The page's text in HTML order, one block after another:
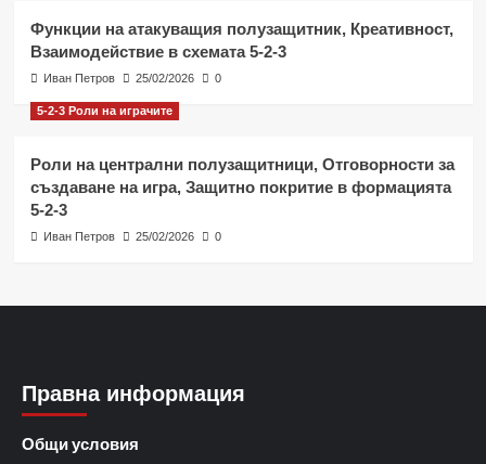
Функции на атакуващия полузащитник, Креативност,
Взаимодействие в схемата 5-2-3
Иван Петров 25/02/2026 0
5-2-3 Роли на играчите
Роли на централни полузащитници, Отговорности за
създаване на игра, Защитно покритие в формацията
5-2-3
Иван Петров 25/02/2026 0
Правна информация
Общи условия